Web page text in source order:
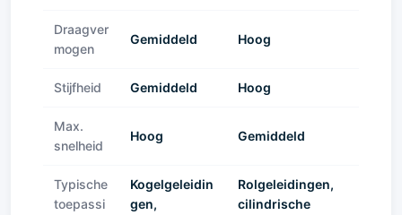
Draagver
mogen
Gemiddeld Hoog
Stijfheid Gemiddeld Hoog
Max.
snelheid
Hoog Gemiddeld
Typische
toepassi
Kogelgeleidin
gen,
Rolgeleidingen,
cilindrische